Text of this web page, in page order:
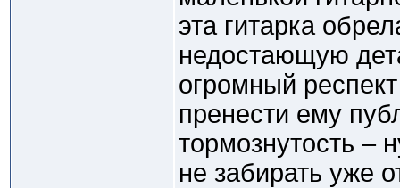
эта гитарка
недостающую
огромный
пренести ему
тормознутость –
не забирать уже